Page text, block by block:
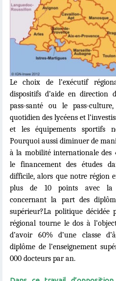
Le choix de l’exécutif
dispositifs d’aide en direction
pass-santé ou le pass-
quotidien des lycéens et
et les équipements sportifs
Pourquoi aussi diminuer de
à la mobilité internationale des
le financement des études
difficile, alors que notre région
plus de 10 points avec la
concernant la part des
supérieur?La politique
régional tourne le dos à
d’avoir 60% d’une classe
diplôme de l’enseignement
000 docteurs par an.